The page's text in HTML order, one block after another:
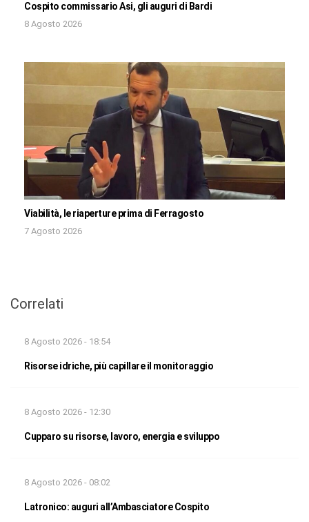
Cospito commissario Asi, gli auguri di Bardi
8 Agosto 2026
Viabilità, le riaperture prima di Ferragosto
7 Agosto 2026
Correlati
8 Agosto 2026 - 18:54
Risorse idriche, più capillare il monitoraggio
8 Agosto 2026 - 12:30
Cupparo su risorse, lavoro, energia e sviluppo
8 Agosto 2026 - 08:02
Latronico: auguri all’Ambasciatore Cospito